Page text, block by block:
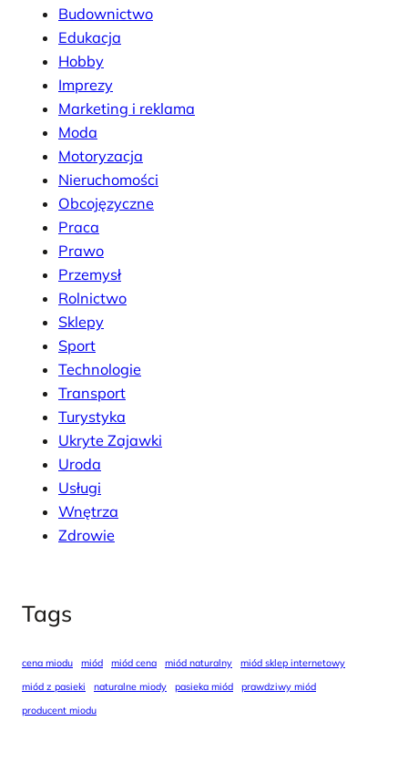
Budownictwo
Edukacja
Hobby
Imprezy
Marketing i reklama
Moda
Motoryzacja
Nieruchomości
Obcojęzyczne
Praca
Prawo
Przemysł
Rolnictwo
Sklepy
Sport
Technologie
Transport
Turystyka
Ukryte Zajawki
Uroda
Usługi
Wnętrza
Zdrowie
Tags
cena miodu miód miód cena miód naturalny
miód sklep internetowy
miód z pasieki
naturalne miody pasieka miód
prawdziwy miód
producent miodu